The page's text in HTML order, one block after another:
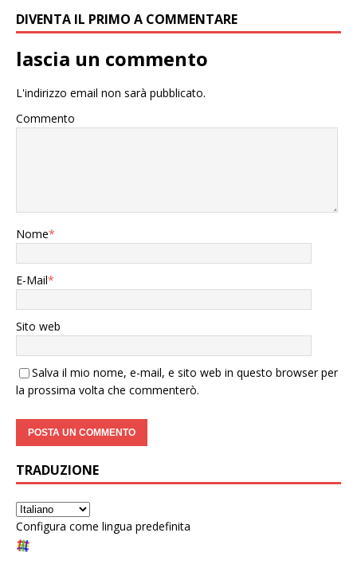
DIVENTA IL PRIMO A COMMENTARE
lascia un commento
L'indirizzo email non sarà pubblicato.
Commento
Nome*
E-Mail*
Sito web
Salva il mio nome, e-mail, e sito web in questo browser per
la prossima volta che commenterò.
TRADUZIONE
Configura come lingua predefinita